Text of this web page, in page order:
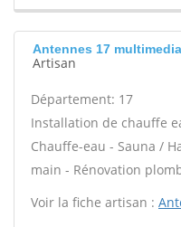
Antennes 17
Artisan
Département: 17
Installation de chauffe
Chauffe-eau - Sauna /
main - Rénovation
Voir la fiche artisan :